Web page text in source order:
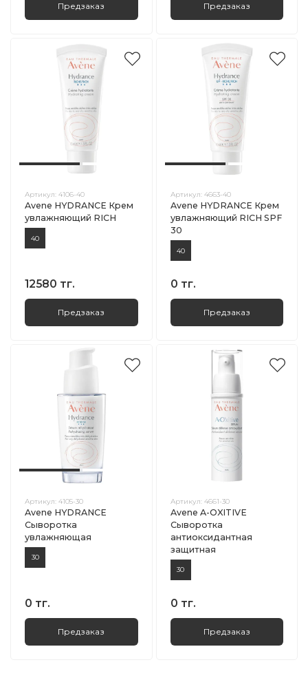
Предзаказ Предзаказ
Артикул: 4106-40
Avene HYDRANCE Крем
увлажняющий RICH
40
12580 тг.
Предзаказ
Артикул: 4663-40
Avene HYDRANCE Крем
увлажняющий RICH SPF
30
40
0 тг.
Предзаказ
Артикул: 4105-30
Avene HYDRANCE
Сыворотка
увлажняющая
30
0 тг.
Предзаказ
Артикул: 4661-30
Avene A-OXITIVE
Сыворотка
антиоксидантная
защитная
30
0 тг.
Предзаказ